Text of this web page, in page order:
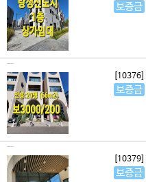
보증금
[10376]
보증금
[10379]
보증금